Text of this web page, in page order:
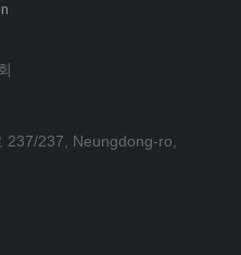
237/237, Neungdong-ro,